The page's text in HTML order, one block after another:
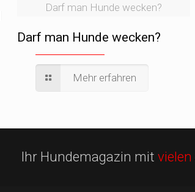
Darf man Hunde wecken?
Darf man Hunde wecken?
Mehr erfahren
Ihr Hundemagazin mit vielen